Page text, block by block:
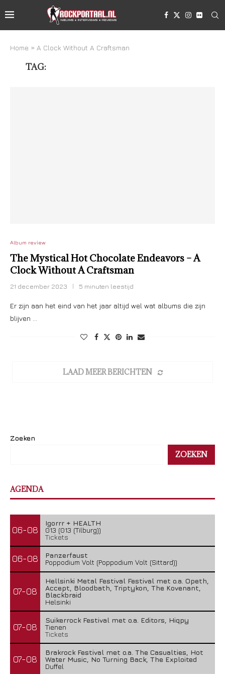
Home » A Clock Without A Craftsman
TAG:
Album review
The Mystical Hot Chocolate Endeavors – A
Clock Without A Craftsman
21 december 2023 5 minuten leestijd
Er zijn aan het eind van het jaar altijd wel wat albums die zijn
blijven …
LAAD MEER BERICHTEN
Zoeken
ZOEKEN
AGENDA
06-08
Igorrr + HEALTH
013 (013 (Tilburg))
Tickets
06-08
Panzerfaust
Poppodium Volt (Poppodium Volt (Sittard))
07-08
Hellsinki Metal Festival Festival met o.a. Opeth,
Accept, Bloodbath, Triptykon, The Kovenant,
Blackbraid
Helsinki
07-08
Suikerrock Festival met o.a. Editors, Hiqpy
Tienen
Tickets
07-08
Brakrock Festival met o.a. The Casualties, Hot
Water Music, No Turning Back, The Exploited
Duffel